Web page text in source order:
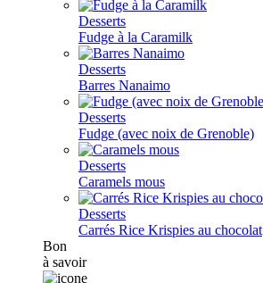
Desserts
Fudge à la Caramilk
Desserts
Barres Nanaimo
Desserts
Fudge (avec noix de Grenoble)
Desserts
Caramels mous
Desserts
Carrés Rice Krispies au chocolat
Bon
à savoir